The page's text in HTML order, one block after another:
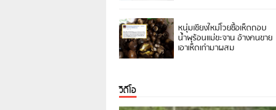
หนุ่มเชียงใหม่โวยซื้อเห็ดถอบ
น้ำพุร้อนแม่ขะจาน อ้างคนขาย
เอาเห็ดเก่ามาผสม
วิดีโอ